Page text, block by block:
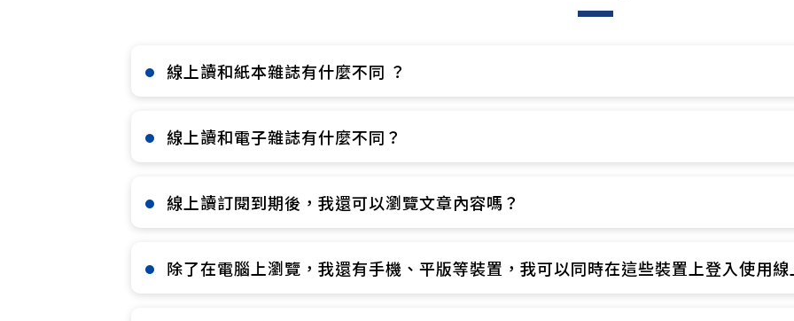
線上讀和紙本雜誌有什麼不同 ？​
線上讀和電子雜誌有什麼不同？​
線上讀訂閱到期後，我還可以瀏覽文章內容嗎？​
除了在電腦上瀏覽，我還有手機、平版等裝置，我可以同時在這些裝置上登入使用